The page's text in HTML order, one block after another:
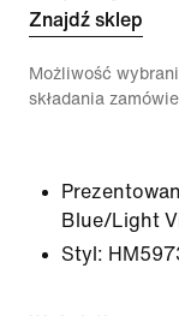
Znajdź sklep
Możliwość
składania
Blue/Light
Styl: